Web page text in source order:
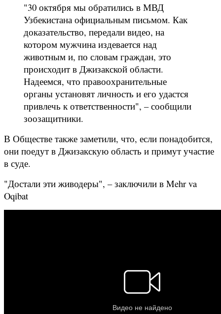
"30 октября мы обратились в МВД
Узбекистана официальным письмом. Как
доказательство, передали видео, на
котором мужчина издевается над
животным и, по словам граждан, это
происходит в Джизакской области.
Надеемся, что правоохранительные
органы установят личность и его удастся
привлечь к ответственности", – сообщили
зоозащитники.
В Обществе также заметили, что, если понадобится,
они поедут в Джизакскую область и примут участие
в суде.
"Достали эти живодеры", – заключили в Mehr va
Oqibat